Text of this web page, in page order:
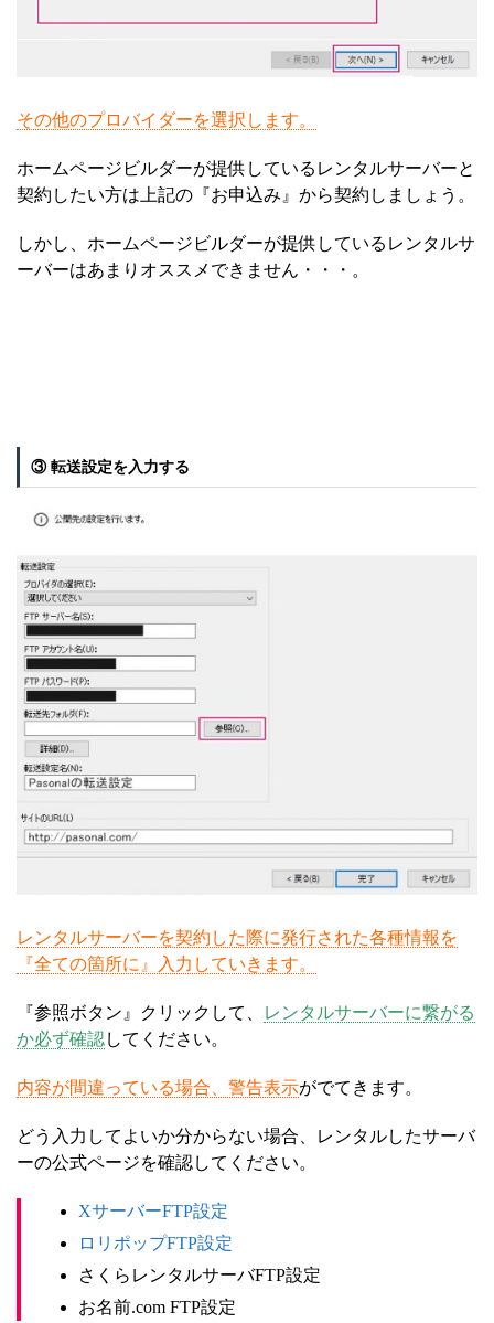
その他のプロバイダーを選択します。
ホームページビルダーが提供しているレンタルサーバーと
契約したい方は上記の『お申込み』から契約しましょう。
しかし、ホームページビルダーが提供しているレンタルサ
ーバーはあまりオススメできません・・・。
③ 転送設定を入力する
レンタルサーバーを契約した際に発行された各種情報を
『全ての箇所に』入力していきます。
『参照ボタン』クリックして、
レンタルサーバーに繋がる
か必ず確認してください。
内容が間違っている場合、警告表示がでてきます。
どう入力してよいか分からない場合、レンタルしたサーバ
ーの公式ページを確認してください。
XサーバーFTP設定
ロリポップFTP設定
さくらレンタルサーバFTP設定
お名前.com FTP設定